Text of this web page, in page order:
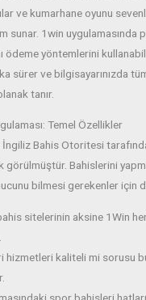
ve kumarhane oyunu
sunar. 1win uygulamasında
ödeme yöntemlerini
sürer ve bilgisayarınızda
tanır.
Temel Özellikler
İngiliz Bahis Otoritesi
görülmüştür. Bahislerini
bilmesi gerekenler için
sitelerinin aksine 1Win
hizmetleri kaliteli mi sorusu